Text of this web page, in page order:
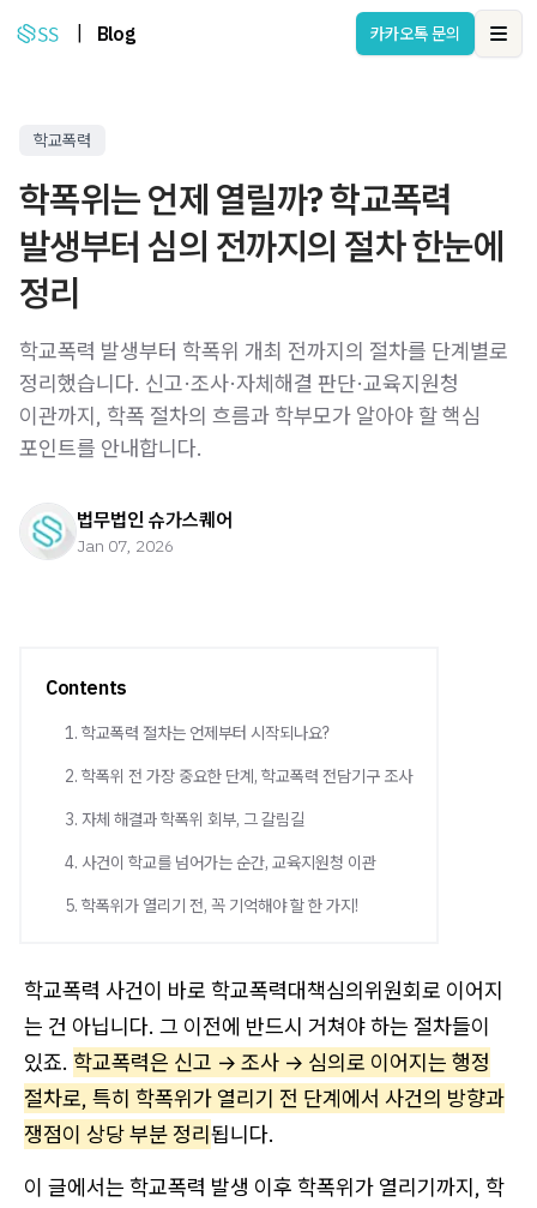
Blog 카카오톡 문의
학교폭력
학폭위는 언제 열릴까? 학교폭력
발생부터 심의 전까지의 절차 한눈에
정리
학교폭력 발생부터 학폭위 개최 전까지의 절차를 단계별로
정리했습니다. 신고·조사·자체해결 판단·교육지원청
이관까지, 학폭 절차의 흐름과 학부모가 알아야 할 핵심
포인트를 안내합니다.
법무법인 슈가스퀘어
Jan 07, 2026
Contents
1. 학교폭력 절차는 언제부터 시작되나요?
2. 학폭위 전 가장 중요한 단계, 학교폭력 전담기구 조사
3. 자체 해결과 학폭위 회부, 그 갈림길
4. 사건이 학교를 넘어가는 순간, 교육지원청 이관
5. 학폭위가 열리기 전, 꼭 기억해야 할 한 가지!
학교폭력 사건이 바로 학교폭력대책심의위원회로 이어지
는 건 아닙니다. 그 이전에 반드시 거쳐야 하는 절차들이
있죠. 학교폭력은 신고 → 조사 → 심의로 이어지는 행정
절차로, 특히 학폭위가 열리기 전 단계에서 사건의 방향과
쟁점이 상당 부분 정리됩니다.
이 글에서는 학교폭력 발생 이후 학폭위가 열리기까지, 학